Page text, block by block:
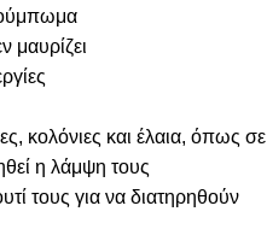
μαυρίζει
κολόνιες και έλαια, όπως σε
η λάμψη τους
τους για να διατηρηθούν